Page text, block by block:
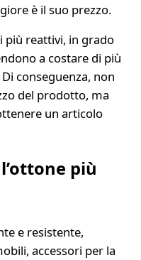
è il suo prezzo.
più reattivi, in grado
a costare di più
conseguenza, non
del prodotto, ma
un articolo
più
e resistente,
accessori per la